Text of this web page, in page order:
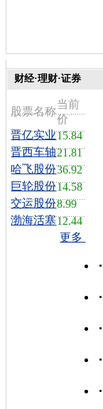
财经·理财·证券
股票名称
当前
价
晋亿实业15.84
晋西车轴21.81
哈飞股份36.92
巨轮股份14.58
交运股份8.99
渤海活塞12.44
更多